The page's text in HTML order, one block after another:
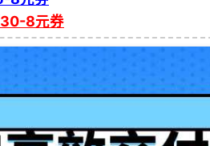
30-8元券